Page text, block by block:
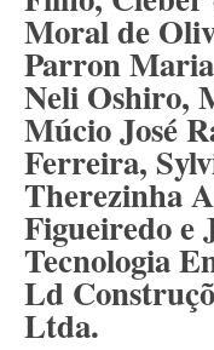
Moral de
Parron
Neli Oshiro,
Múcio José
Ferreira,
Therezinha
Figueiredo e
Tecnologia
Ld
Ltda.